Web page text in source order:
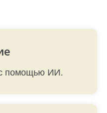
помощью ИИ.